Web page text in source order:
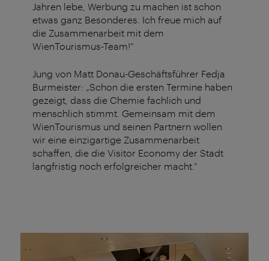
Jahren lebe, Werbung zu machen ist schon
etwas ganz Besonderes. Ich freue mich auf
die Zusammenarbeit mit dem
WienTourismus-Team!“
Jung von Matt Donau-Geschäftsführer Fedja
Burmeister: „Schon die ersten Termine haben
gezeigt, dass die Chemie fachlich und
menschlich stimmt. Gemeinsam mit dem
WienTourismus und seinen Partnern wollen
wir eine einzigartige Zusammenarbeit
schaffen, die die Visitor Economy der Stadt
langfristig noch erfolgreicher macht.“